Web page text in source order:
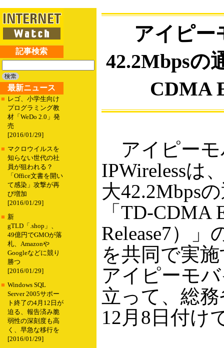
記事検索
最新ニュース
■ レゴ、小学生向け
プログラミング教
材「WeDo 2.0」発
売
[2016/01/29]
■ マクロウイルスを
知らない世代の社
員が狙われる？
「Office文書を開い
て感染」攻撃が再
び増加
[2016/01/29]
■ 新
gTLD「.shop」、
49億円でGMOが落
札、Amazonや
Googleなどに競り
勝つ
[2016/01/29]
■ Windows SQL
Server 2005サポー
ト終了の4月12日が
迫る、報告済み脆
弱性の深刻度も高
く、早急な移行を
[2016/01/29]
アイピー
42.2Mbpsの
CDMA
アイピーモ
IPWirelessは
大42.2Mbps
「TD-CDMA
Release7）
を共同で実
アイピーモ
立って、総
12月8日付け